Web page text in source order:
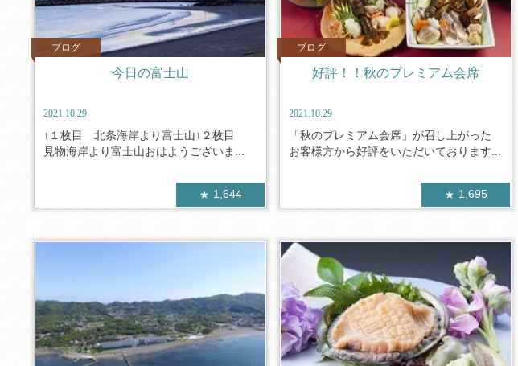
ブログ
今日の富士山
2021.10.29
↑１枚目 北条海岸より富士山↑２枚目
見物海岸より富士山おはようございま...
1,644
ブログ
好評！！秋のプレミアム会席
2021.10.29
「秋のプレミアム会席」が召し上がった
お客様方から好評をいただいております...
1,695